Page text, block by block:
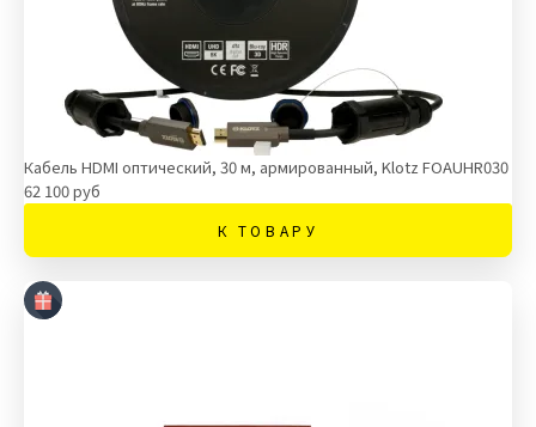
Кабель HDMI оптический, 30 м, армированный, Klotz FOAUHR030
62 100 руб
К ТОВАРУ